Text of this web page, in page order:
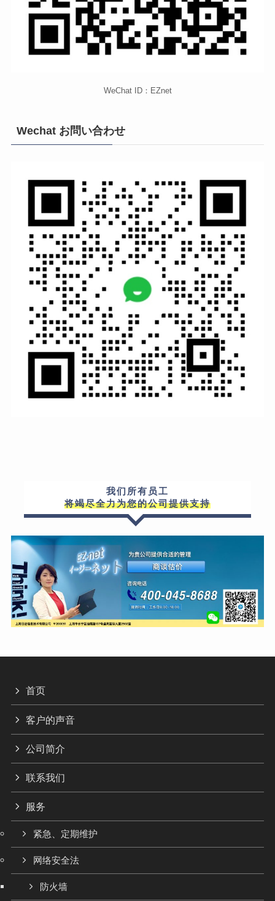
WeChat ID：EZnet
Wechat お問い合わせ
我们所有员工
将竭尽全力为您的公司提供支持
首页
客户的声音
公司简介
联系我们
服务
紧急、定期维护
网络安全法
防火墙